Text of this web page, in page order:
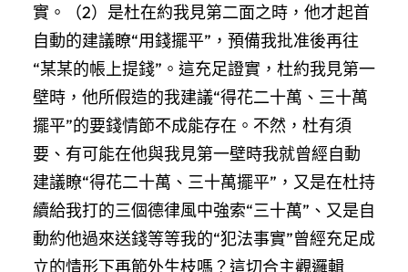
實。（2）是杜在約我見第二面之時，他才起首
自動的建議瞭“用錢擺平”，預備我批准後再往
“某某的帳上提錢”。這充足證實，杜約我見第一
壁時，他所假造的我建議“得花二十萬、三十萬
擺平”的要錢情節不成能存在。不然，杜有須
要、有可能在他與我見第一壁時我就曾經自動
建議瞭“得花二十萬、三十萬擺平”，又是在杜持
續給我打的三個德律風中強索“三十萬”、又是自
動約他過來送錢等等我的“犯法事實”曾經充足成
立的情形下再節外生枝嗎？這切合主觀邏輯